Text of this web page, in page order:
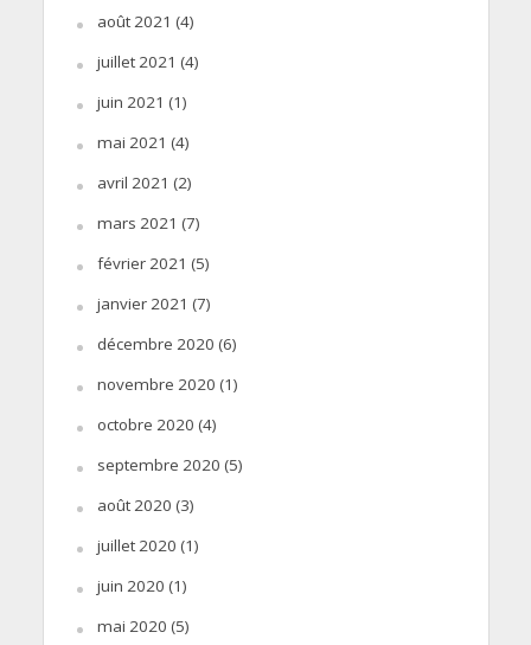
août 2021 (4)
juillet 2021 (4)
juin 2021 (1)
mai 2021 (4)
avril 2021 (2)
mars 2021 (7)
février 2021 (5)
janvier 2021 (7)
décembre 2020 (6)
novembre 2020 (1)
octobre 2020 (4)
septembre 2020 (5)
août 2020 (3)
juillet 2020 (1)
juin 2020 (1)
mai 2020 (5)